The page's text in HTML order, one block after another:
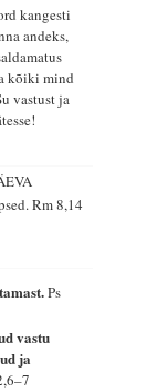
kangesti
andeks,
kõiki mind
vastust ja
Rm 8,14
Ps
vastu
ja